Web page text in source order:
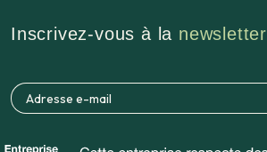
Inscrivez-vous à la newsletter